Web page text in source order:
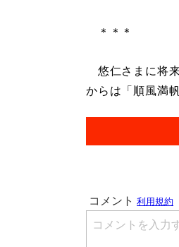
＊＊＊
悠仁さまに将来
からは「順風満